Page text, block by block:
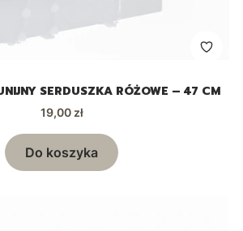
SERDUSZKA RÓŻOWE – 47 CM
Cena
19,00 zł
Do koszyka